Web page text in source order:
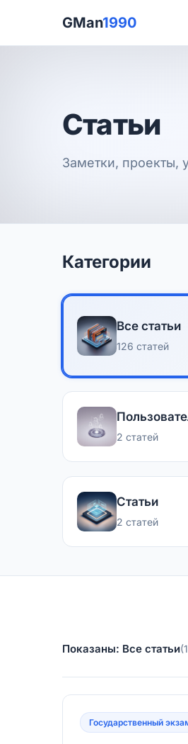
GMan1990
Статьи
Заметки, проекты,
Категории
Все статьи
126 статей
2 статей
Статьи
2 статей
Показаны: Все статьи
Государственный